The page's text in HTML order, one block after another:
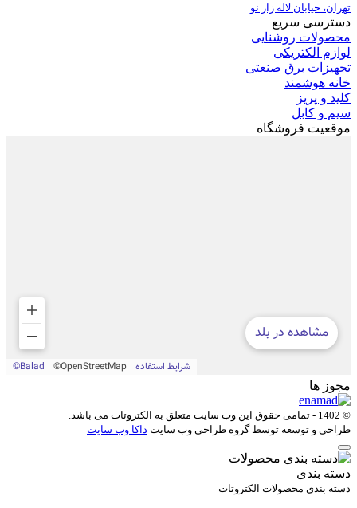
تهران، خیابان لاله زار نو
دسترسی سریع
محصولات روشنایی
لوازم الکتریکی
تجهیزات برق صنعتی
خانه هوشمند
کلید و پریز
سیم و کابل
موقعیت فروشگاه
مجوز ها
© 1402 - تمامی حقوق این وب سایت متعلق به الکتروتات می باشد.
طراحی و توسعه توسط گروه طراحی وب سایت داکا وب سایت
دسته بندی
دسته بندی محصولات الکتروتات